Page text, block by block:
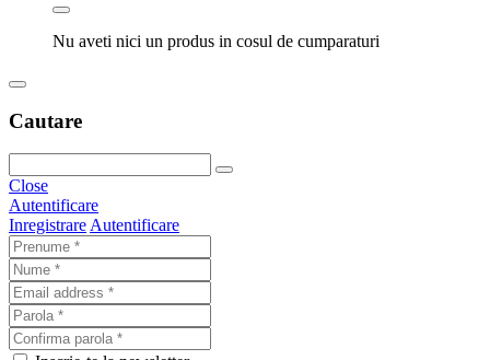
Nu aveti nici un produs in cosul de cumparaturi
Cautare
Close
Autentificare
InregistrareAutentificare